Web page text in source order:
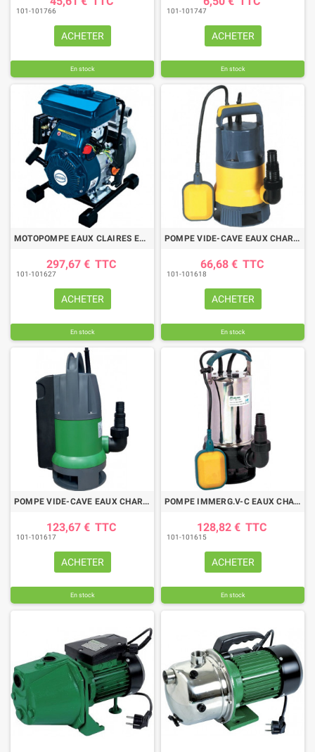
101-101766
ACHETER
En stock
101-101747
ACHETER
En stock
MOTOPOMPE EAUX CLAIRES ET PEU CHARGEES 12m3/h
297,67 € TTC
101-101627
ACHETER
En stock
POMPE VIDE-CAVE EAUX CHARG. 400W AV FLOTTEUR
66,68 € TTC
101-101618
ACHETER
En stock
POMPE VIDE-CAVE EAUX CHARGEES 550W AVEC FLOTTEUR INTEGRE
123,67 € TTC
101-101617
ACHETER
En stock
POMPE IMMERG.V-C EAUX CHARGEES 900W INOX
128,82 € TTC
101-101615
ACHETER
En stock